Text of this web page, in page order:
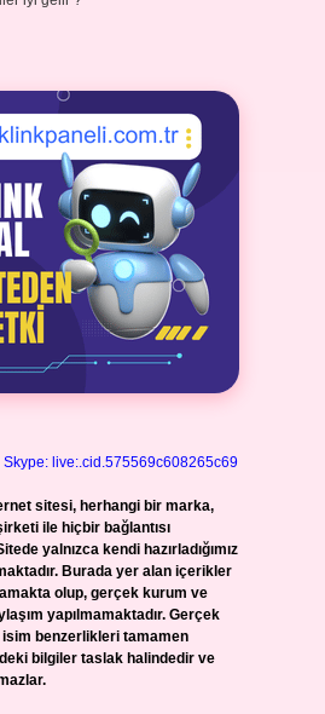
Skype: live:.cid.575569c608265c69
sitesi, herhangi bir marka,
ile hiçbir bağlantısı
yalnızca kendi hazırladığımız
Burada yer alan içerikler
olup, gerçek kurum ve
yapılmamaktadır. Gerçek
benzerlikleri tamamen
bilgiler taslak halindedir ve